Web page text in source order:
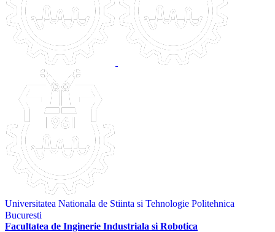
Universitatea Nationala de Stiinta si Tehnologie Politehnica
Bucuresti
Facultatea de Inginerie Industriala si Robotica